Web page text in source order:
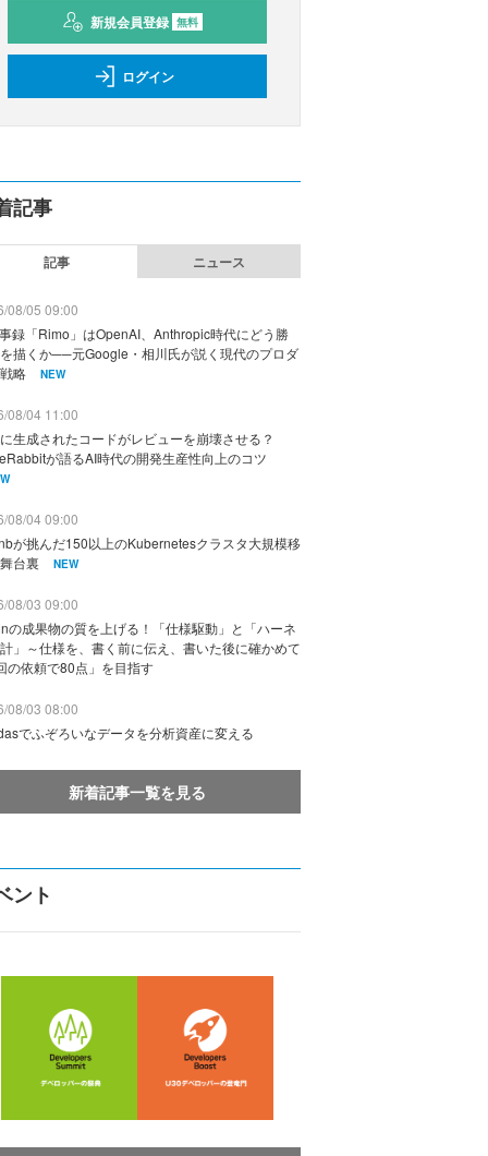
新規会員登録 無料
ログイン
記事
記事 ニュース
08/05 09:00
録「Rimo」はOpenAI、Anthropic時代にどう勝
描くか──元Google・相川氏が説く現代のプロダ
略
NEW
08/04 11:00
生成されたコードがレビューを崩壊させる？
が語るAI時代の開発生産性向上のコツ
08/04 09:00
が挑んだ150以上のKubernetesクラスタ大規模移
台裏
NEW
08/03 09:00
の成果物の質を上げる！「仕様駆動」と「ハーネ
」～仕様を、書く前に伝え、書いた後に確かめて
の依頼で80点」を目指す
08/03 08:00
でふぞろいなデータを分析資産に変える
新着記事一覧を見る
ント